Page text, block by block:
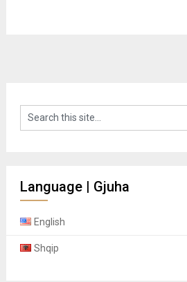
Language | Gjuha
English
Shqip